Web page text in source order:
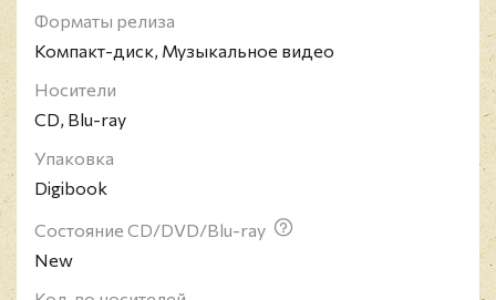
Дэвида Рагсдейла, чарующие клавиши Тома
Брислина и электрические рифы Уильямса и Ризви.
Издание содержит CD и включает Blu-ray с
пятиканальным звуком и артбук.
Kansas - американская рок-группа,
образовавшаяся в 1970 году в городе Топика,
Канзас. Kansas вошли в историю как одна из
первых и ведущих групп «стадионного рока», а
наивысших позиций в чартах достигли с хит-
синглами "Dust in the Wind" (#6, США) и "Carry On
My Wayward Son" (#11).
Форматы релиза
Компакт-диск, Музыкальное видео
Носители
CD, Blu-ray
Упаковка
Digibook
Состояние CD/DVD/Blu-ray
New